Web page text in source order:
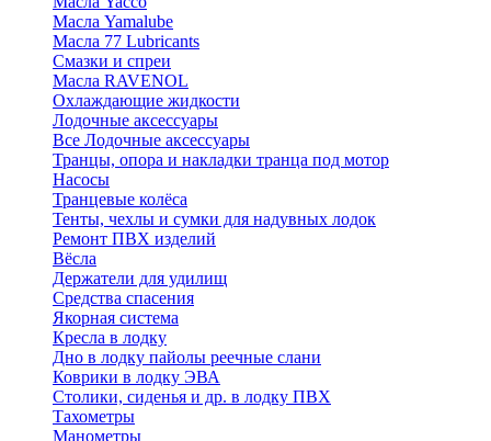
Масла Yamalube
Масла 77 Lubricants
Смазки и спреи
Масла RAVENOL
Охлаждающие жидкости
Лодочные аксессуары
Все Лодочные аксессуары
Транцы, опора и накладки транца под мотор
Насосы
Транцевые колёса
Тенты, чехлы и сумки для надувных лодок
Ремонт ПВХ изделий
Вёсла
Держатели для удилищ
Средства спасения
Якорная система
Кресла в лодку
Дно в лодку пайолы реечные слани
Коврики в лодку ЭВА
Столики, сиденья и др. в лодку ПВХ
Тахометры
Манометры